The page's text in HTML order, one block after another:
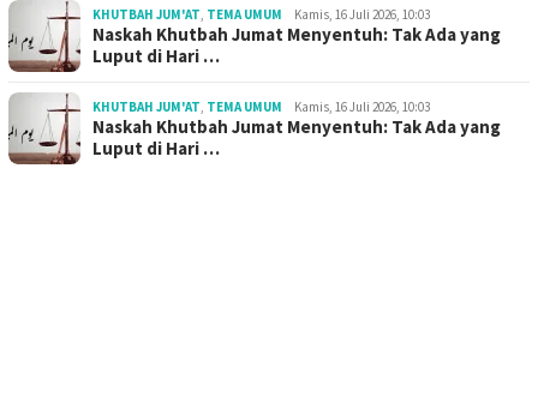
KHUTBAH JUM'AT TEMA UMUM Kamis, 16 Juli 2026, 10:03
Naskah Khutbah Jumat Menyentuh: Tak Ada yang
Luput di Hari …
KHUTBAH JUM'AT TEMA UMUM Kamis, 16 Juli 2026, 10:03
Naskah Khutbah Jumat Menyentuh: Tak Ada yang
Luput di Hari …